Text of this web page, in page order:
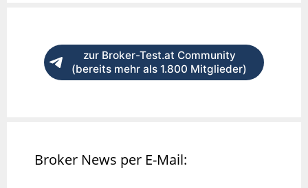
zur Broker-Test.at Community
(bereits mehr als 1.800 Mitglieder)
Broker News per E-Mail: